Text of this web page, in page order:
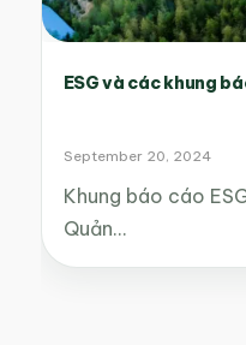
ESG và các khung
September 20, 2024
Khung báo cáo
Quản…